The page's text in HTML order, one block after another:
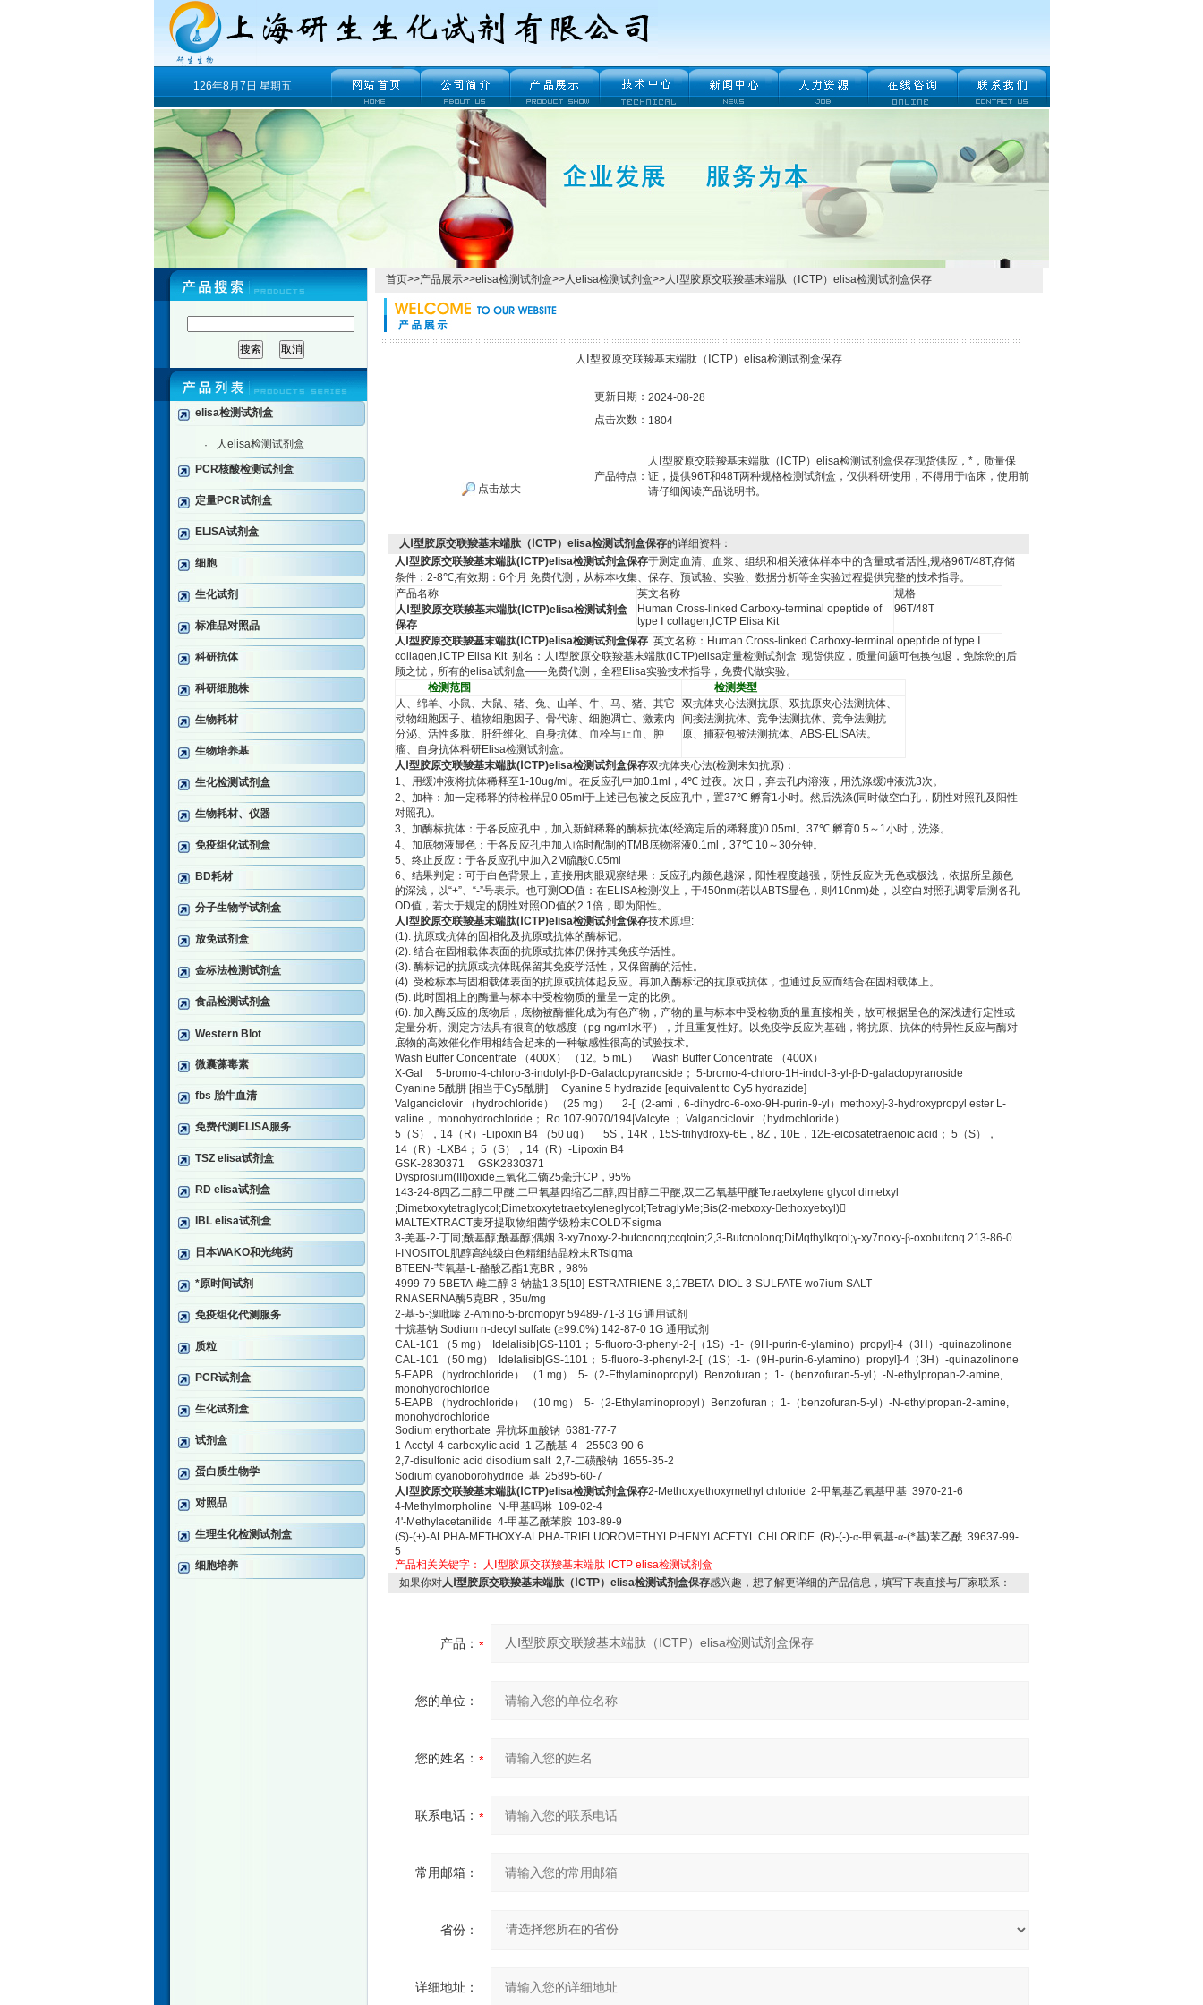
126年8月7日 星期五
elisa检测试剂盒
·
人elisa检测试剂盒
PCR核酸检测试剂盒
定量PCR试剂盒
ELISA试剂盒
细胞
生化试剂
标准品对照品
科研抗体
科研细胞株
生物耗材
生物培养基
生化检测试剂盒
生物耗材、仪器
免疫组化试剂盒
BD耗材
分子生物学试剂盒
放免试剂盒
金标法检测试剂盒
食品检测试剂盒
Western Blot
微囊藻毒素
fbs 胎牛血清
免费代测ELISA服务
TSZ elisa试剂盒
RD elisa试剂盒
IBL elisa试剂盒
日本WAKO和光纯药
*原时间试剂
免疫组化代测服务
质粒
PCR试剂盒
生化试剂盒
试剂盒
蛋白质生物学
对照品
生理生化检测试剂盒
细胞培养
首页>>产品展示>>elisa检测试剂盒>>人elisa检测试剂盒>>人Ⅰ型胶原交联羧基末端肽（ⅠCTP）elisa检测试剂盒保存
人Ⅰ型胶原交联羧基末端肽（ⅠCTP）elisa检测试剂盒保存
点击放大
更新日期： 2024-08-28
点击次数： 1804
产品特点：
人Ⅰ型胶原交联羧基末端肽（ⅠCTP）elisa检测试剂盒保存现货供应，*，质量保
证，提供96T和48T两种规格检测试剂盒，仅供科研使用，不得用于临床，使用前
请仔细阅读产品说明书。
人Ⅰ型胶原交联羧基末端肽（ⅠCTP）elisa检测试剂盒保存的详细资料：
人Ⅰ型胶原交联羧基末端肽( CTP)elisa检测试剂盒保存于测定血清、血浆、组织和相关液体样本中的含量或者活性,规格96T/48T,存储
条件： 2-8℃,有效期： 6个月 免费代测，从标本收集、保存、预试验、实验、数据分析等全实验过程提供完整的技术指导。
产品名称
英文名称
规格
人Ⅰ型胶原交联羧基末端肽( CTP)elisa检测试剂盒
保存
Human Cross-linked Carboxy-terminal opeptide of
type
collagen, CTP Elisa Kit
96T/48T
人Ⅰ型胶原交联羧基末端肽( CTP)elisa检测试剂盒保存 英文名称： Human Cross-linked Carboxy-terminal opeptide of type
collagen, CTP Elisa Kit 别名： 人Ⅰ型胶原交联羧基末端肽( CTP)elisa定量检测试剂盒 现货供应，质量问题可包换包退，免除您的后
顾之忧，所有的elisa试剂盒——免费代测，全程 Elisa实验技术指导，免费代做实验。
检测范围
检测类型
人、绵羊、小鼠、大鼠、猪、兔、山羊、牛、马、猪、其它
动物细胞因子、植物细胞因子、骨代谢、细胞凋亡、激素内
分泌、活性多肽、肝纤维化、自身抗体、血栓与止血、肿
瘤、自身抗体科研Elisa检测试剂盒。
双抗体夹心法测抗原、双抗原夹心法测抗体、
间接法测抗体、竞争法测抗体、竞争法测抗
原、捕获包被法测抗体、 ABS-ELISA法。
人Ⅰ型胶原交联羧基末端肽( CTP)elisa检测试剂盒保存双抗体夹心法(检测未知抗原) ：
1、用缓冲液将抗体稀释至1-10ug/ml 。在反应孔中加0.1ml ， 4℃ 过夜。次日，弃去孔内溶液，用洗涤缓冲液洗3次。
2、加样：加一定稀释的待检样品0.05ml 于上述已包被之反应孔中，置37℃ 孵育1小时。然后洗涤(同时做空白孔，阴性对照孔及阳性
对照孔)。
3、加酶标抗体：于各反应孔中，加入新鲜稀释的酶标抗体(经滴定后的稀释度)0.05ml 。 37℃ 孵育0.5 ～ 1小时，洗涤。
4、加底物液显色：于各反应孔中加入临时配制的TMB底物溶液0.1ml ， 37℃ 10～30分钟。
5、终止反应：于各反应孔中加入2M硫酸0.05ml
6、结果判定：可于白色背景上，直接用肉眼观察结果：反应孔内颜色越深，阳性程度越强，阴性反应为无色或极浅，依据所呈颜色
的深浅，以“+”、 “-”号表示。也可测OD值：在ELISA检测仪上，于450nm(若以ABTS显色，则 410nm)处，以空白对照孔调零后测各孔
OD值，若大于规定的阴性对照OD值的2.1倍，即为阳性。
人Ⅰ型胶原交联羧基末端肽( CTP)elisa检测试剂盒保存技术原理:
(1). 抗原或抗体的固相化及抗原或抗体的酶标记。
(2). 结合在固相载体表面的抗原或抗体仍保持其免疫学活性。
(3). 酶标记的抗原或抗体既保留其免疫学活性，又保留酶的活性。
(4). 受检标本与固相载体表面的抗原或抗体起反应。再加入酶标记的抗原或抗体，也通过反应而结合在固相载体上。
(5). 此时固相上的酶量与标本中受检物质的量呈一定的比例。
(6). 加入酶反应的底物后，底物被酶催化成为有色产物，产物的量与标本中受检物质的量直接相关，故可根据呈色的深浅进行定性或
定量分析。测定方法具有很高的敏感度（pg-ng/ml 水平），并且重复性好。以免疫学反应为基础，将抗原、抗体的特异性反应与酶对
底物的高效催化作用相结合起来的一种敏感性很高的试验技术。
Wash Buffer Concentrate
（400X） （ 12。 5 mL） Wash Buffer Concentrate （400X）
X-Gal 5-bromo-4-chloro-3-indolyl-β-D-Galactopyranoside ； 5-bromo-4-chloro-1H-indol-3-yl-β-D-galactopyranoside
Cyanine 5酰肼 [相当于Cy5酰肼] Cyanine 5 hydrazide [equivalent to Cy5 hydrazide]
Valganciclovir
（ hydrochloride ） （25 mg ） 2-[（2-ami ， 6-dihydro-6-oxo-9H-purin-9-yl ） methoxy]-3-hydroxypropyl ester L-
valine ， monohydrochloride ； Ro 107-9070/194|Valcyte ； Valganciclovir （ hydrochloride ）
5 （S）， 14 （ R ） -Lipoxin B4 （50 ug ） 5S ， 14R ， 15S-trihydroxy-6E ， 8Z ， 10E ， 12E-eicosatetraenoic acid ； 5 （S），
14 （ R ） -LXB4 ； 5 （S）， 14 （ R ） -Lipoxin B4
GSK-2830371 GSK2830371
Dysprosium(III)oxide三氧化二镝25毫升CP ， 95%
143-24-8四乙二醇二甲醚;二甲氧基四缩乙二醇;四甘醇二甲醚;双二乙氧基甲醚Tetraetxylene glycol dimetxyl
;Dimetxoxytetraglycol;Dimetxoxytetraetxyleneglycol;TetraglyMe;Bis(2-metxoxy-ethoxyetxyl)
MALTEXTRACT麦牙提取物细菌学级粉末COLD不sigma
3-羌基-2-丁同 ;酰基醇;酰基醇;偶姻 3-xy7noxy-2-butcnonq;ccqtoin;2,3-Butcnolonq;DiMqthylkqtol;γ-xy7noxy-β-oxobutcnq 213-86-0
I-INOSITOL肌醇高纯级白色精细结晶粉末RTsigma
BTEEN-苄氧基-L-酪酸乙酯1克BR ， 98%
4999-79-5BETA-雌二醇 3-钠盐1,3,5[10]-ESTRATRIENE-3,17BETA-DIOL 3-SULFATE wo7ium SALT
RNASERNA酶5克BR ， 35u/mg
2-基-5-溴吡嗪 2-Amino-5-bromopyr 59489-71-3 1G 通用试剂
十烷基钠 Sodium n-decyl sulfate (≥99.0%) 142-87-0 1G 通用试剂
CAL-101
（5 mg ） Idelalisib|GS-1101 ； 5-fluoro-3-phenyl-2-[（ 1S） -1- （9H-purin-6-ylamino） propyl]-4 （3H ） -quinazolinone
CAL-101
（50 mg ） Idelalisib|GS-1101 ； 5-fluoro-3-phenyl-2-[（ 1S） -1- （9H-purin-6-ylamino） propyl]-4 （3H ） -quinazolinone
5-EAPB
（ hydrochloride ） （ 1 mg ） 5- （2-Ethylaminopropyl ） Benzofuran ； 1- （ benzofuran-5-yl ） -N-ethylpropan-2-amine,
monohydrochloride
5-EAPB
（ hydrochloride ） （ 10 mg ） 5- （2-Ethylaminopropyl ） Benzofuran ； 1- （ benzofuran-5-yl ） -N-ethylpropan-2-amine,
monohydrochloride
Sodium erythorbate 异抗坏血酸钠 6381-77-7
1-Acetyl-4-carboxylic acid 1-乙酰基-4- 25503-90-6
2,7-disulfonic acid disodium salt 2,7-二磺酸钠 1655-35-2
Sodium cyanoborohydride 基 25895-60-7
人Ⅰ型胶原交联羧基末端肽( CTP)elisa检测试剂盒保存2-Methoxyethoxymethyl chloride 2-甲氧基乙氧基甲基 3970-21-6
4-Methylmorpholine N-甲基吗啉 109-02-4
4'-Methylacetanilide 4-甲基乙酰苯胺 103-89-9
(S)-(+)-ALPHA-METHOXY-ALPHA-TRIFLUOROMETHYLPHENYLACETYL CHLORIDE (R)-(-)-α-甲氧基-α-(*基)苯乙酰 39637-99-
5
产品相关关键字：
人Ⅰ型胶原交联羧基末端肽 ⅠCTP elisa检测试剂盒
如果你对人Ⅰ型胶原交联羧基末端肽（ⅠCTP）elisa检测试剂盒保存感兴趣，想了解更详细的产品信息，填写下表直接与厂家联系：
产品：
您的单位：
您的姓名：
联系电话：
常用邮箱：
省份：
详细地址：